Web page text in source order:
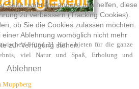
8 und 21 Km - bieten für die ganze
viel Natur und Spaß, Erholung und
Seite, während andere uns helfen, diese
zu verbessern (Tracking Cookies).
ob Sie die Cookies zulassen möchten.
Ablehnung womöglich nicht mehr
zur Verfügung stehen.
Ablehnen